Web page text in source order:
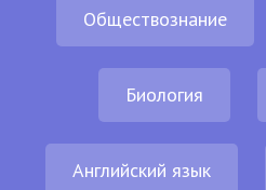
Обществознание
Биология
Английский язык